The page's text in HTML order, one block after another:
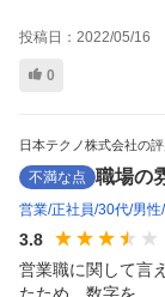
投稿日： 2022/05/16
0
日本テクノ株式会社の
不満な点 職場の
営業 正社員 30代 男性
3.8
営業職に関して言